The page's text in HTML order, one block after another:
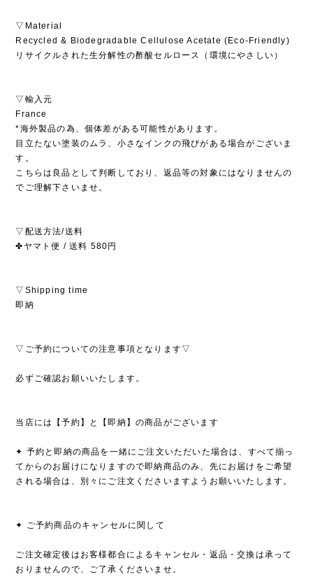
▽Material
Recycled & Biodegradable Cellulose Acetate (Eco-Friendly)
リサイクルされた生分解性の酢酸セルロース（環境にやさしい）
▽輸入元
France
*海外製品の為、個体差がある可能性があります。
目立たない塗装のムラ、小さなインクの飛びがある場合がございま
す。
こちらは良品として判断しており、返品等の対象にはなりませんの
でご理解下さいませ。
▽配送方法/送料
✤ヤマト便 / 送料 580円
▽Shipping time
即納
▽ご予約についての注意事項となります▽
必ずご確認お願いいたします。
当店には【予約】と【即納】の商品がございます
✦ 予約と即納の商品を一緒にご注文いただいた場合は、すべて揃っ
てからのお届けになりますので即納商品のみ、先にお届けをご希望
される場合は、別々にご注文くださいますようお願いいたします。
✦ ご予約商品のキャンセルに関して
ご注文確定後はお客様都合によるキャンセル・返品・交換は承って
おりませんので、ご了承くださいませ。